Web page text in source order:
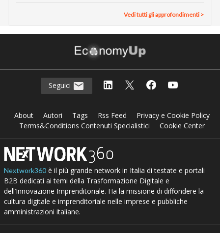
Vedi tutti gli approfondimenti >
Seguici
About Autori Tags Rss Feed
Privacy e Cookie Policy
Terms&Conditions Contenuti Specialistici
Cookie Center
Nextwork360è il più grande network in Italia di testate e portali
B2B dedicati ai temi della Trasformazione Digitale e
dell’Innovazione Imprenditoriale. Ha la missione di diffondere la
cultura digitale e imprenditoriale nelle imprese e pubbliche
amministrazioni italiane.